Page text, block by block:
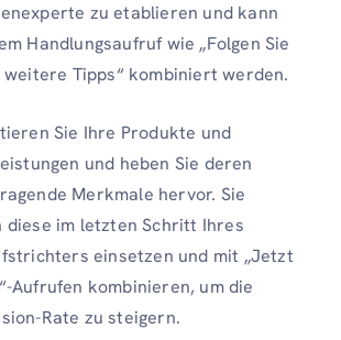
zu etablieren und kann
Handlungsaufruf wie „Folgen Sie
Tipps“ kombiniert werden.
Sie Ihre Produkte und
und heben Sie deren
Merkmale hervor. Sie
diese im letzten Schritt Ihres
einsetzen und mit „Jetzt
Aufrufen kombinieren, um die
Rate zu steigern.